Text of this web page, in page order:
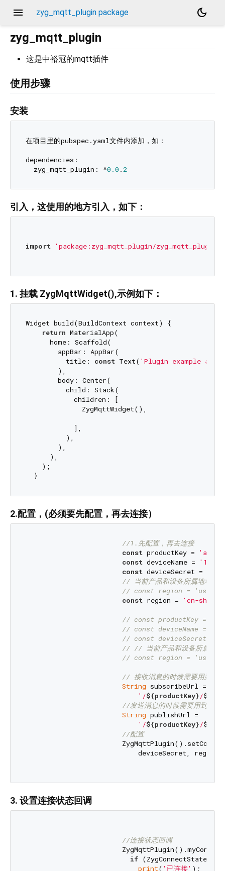
menu zyg_mqtt_plugin package
dark_mode
zyg_mqtt_plugin
这是中裕冠的mqtt插件
使用步骤
安装
在项目里的pubspec.yaml文件内添加，如：
dependencies:
  zyg_mqtt_plugin: ^
0.0 .2
引入，这使用的地方引入，如下：
import 'package:zyg_mqtt_plugin/
1. 挂载 ZygMqttWidget(),示例如下：
Widget build(BuildContext context) {
return MaterialApp(
      home: Scaffold(
        appBar: AppBar(
          title:
const Text( 'Plugin example app'
        ),
        body: Center(
          child: Stack(
            children: [
              ZygMqttWidget(),
            ],
          ),
        ),
      ),
    );
2.配置，(必须要先配置，再去连接）
//1.先配置，再去连接
const productKey =
const deviceName =
const deviceSecret =
// 当前产品和设备所属地域的
// const region = 'us-
const region = 'cn-
// const productKey =
// const deviceName =
// const deviceSecret =
// // 当前产品和设备所属地域
// const region = 'us-
// 接收消息的时候需要用到
String subscribeUrl =
'/${productKey}/
//发送消息的时候需要用到
String publishUrl =
'/${productKey}/
//配置
deviceSecret,
3. 设置连接状态回调
//连接状态回调
if
print( '已连接' );